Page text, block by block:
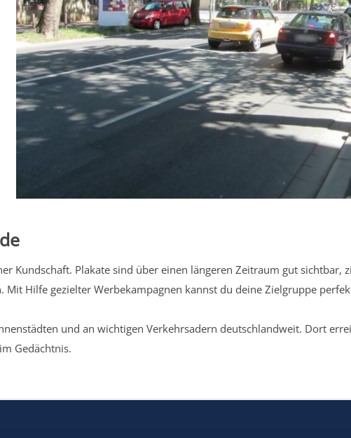
Kundschaft. Plakate sind über einen längeren Zeitraum gut sichtbar,
Hilfe gezielter Werbekampagnen kannst du deine Zielgruppe
und an wichtigen Verkehrsadern deutschlandweit. Dort
Gedächtnis.